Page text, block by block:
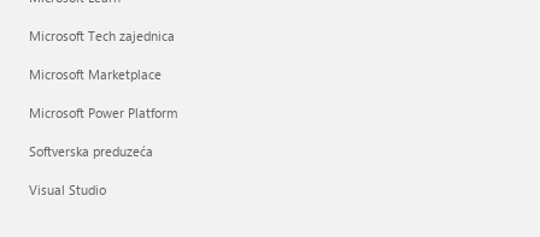
Microsoft Tech zajednica
Microsoft Marketplace
Microsoft Power Platform
Softverska preduzeća
Visual Studio